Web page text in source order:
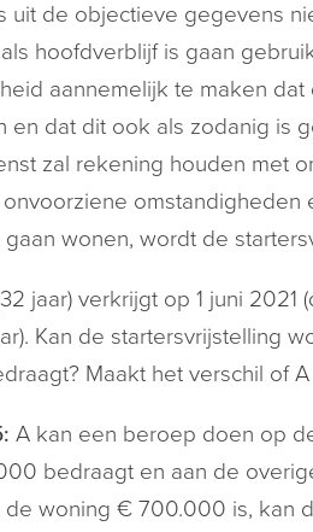
uit de objectieve gegevens
hoofdverblijf is gaan
aannemelijk te maken
en dat dit ook als zodanig is
zal rekening houden met
wonen, wordt de
jaar) verkrijgt op 1 juni
Kan de startersvrijstelling
Maakt het verschil of
A kan een beroep doen op
bedraagt en aan de
de woning € 700.000 is, kan